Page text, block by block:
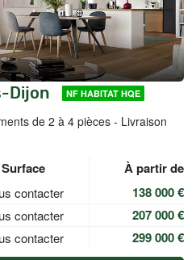
Dijon NF HABITAT HQE
de 2 à 4 pièces - Livraison
Surface À partir de
contacter 138 000 €
contacter 207 000 €
contacter
299 000 €